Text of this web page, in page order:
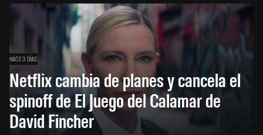
HACE 3 DÍAS
Netflix cambia de planes y cancela el
spinoff de El Juego del Calamar de
David Fincher